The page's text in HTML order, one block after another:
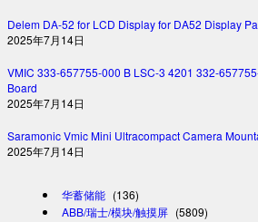
Delem DA-52 for LCD Display for DA52 Display
2025年7月14日
VMIC 333-657755-000 B LSC-3 4201 332-
Board
2025年7月14日
Saramonic Vmic Mini Ultracompact Camera
2025年7月14日
华蓄储能 (136)
ABB/瑞士/模块/触摸屏 (5809)